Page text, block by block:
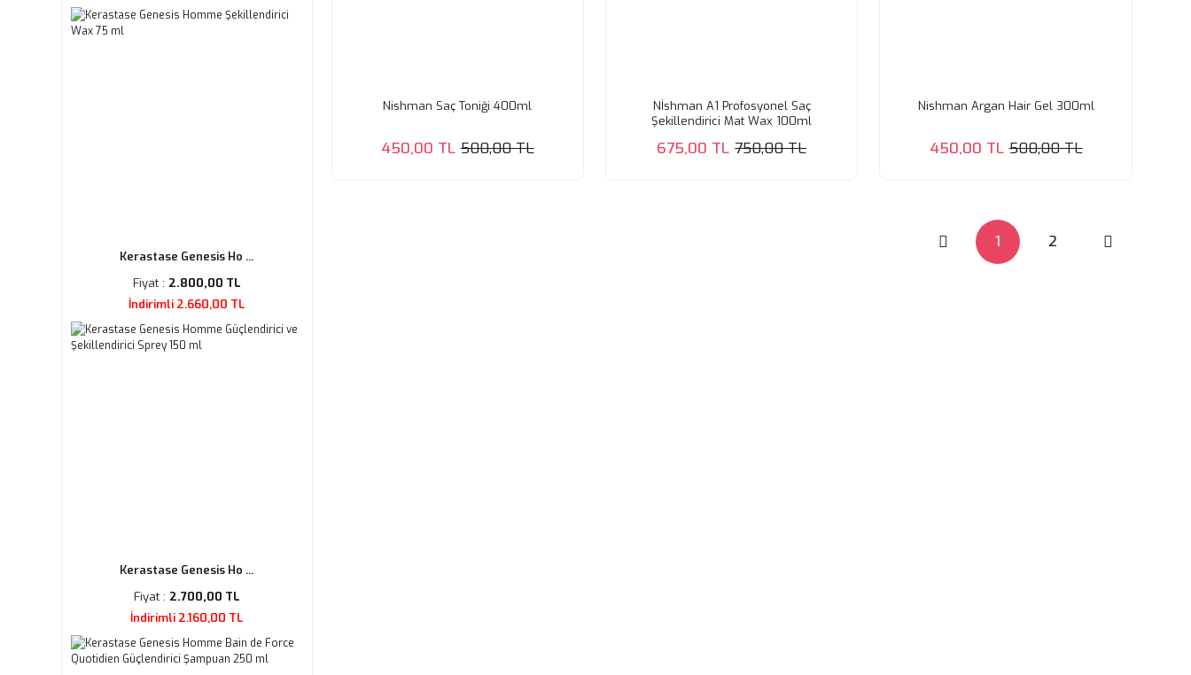
Kerastase Genesis Ho ...
Fiyat : 2.800,00 TL
İndirimli 2.660,00 TL
Kerastase Genesis Ho ...
Fiyat : 2.700,00 TL
İndirimli 2.160,00 TL
Nishman Saç Toniği 400ml
450,00 TL 500,00 TL
Nİshman A1 Profosyonel Saç
Şekillendirici Mat Wax 100ml
675,00 TL 750,00 TL
Nishman Argan Hair Gel 300ml
450,00 TL 500,00 TL
1 2